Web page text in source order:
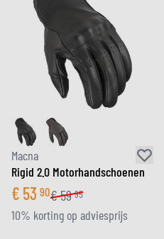
Macna
Rigid 2.0 Motorhandschoenen
€ 53 90€59 95
10% korting op adviesprijs